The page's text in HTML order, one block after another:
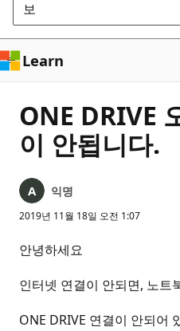
기보
Learn
ONE DRIVE
이 안됩니다.
익명
2019년 11월 18일 오전 1:07
안녕하세요
인터넷 연결이 안되면, 노트
ONE DRIVE 연결이 안되어